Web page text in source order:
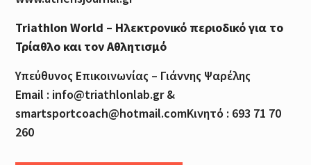
Triathlon World – Ηλεκτρονικό περιοδικό για το
Τρίαθλο και τον Αθλητισμό
Υπεύθυνος Επικοινωνίας – Γιάννης Ψαρέλης
Email : info@triathlonlab.gr &
smartsportcoach@hotmail.comΚινητό : 693 71 70
260